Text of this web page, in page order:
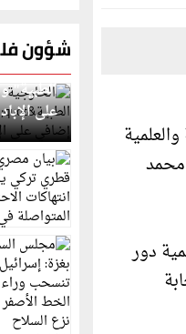
محمد
دور
شؤون
الطبية"
على